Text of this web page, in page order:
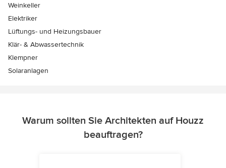
Weinkeller
Elektriker
Lüftungs- und Heizungsbauer
Klär- & Abwassertechnik
Klempner
Solaranlagen
Warum sollten Sie Architekten auf Houzz
beauftragen?